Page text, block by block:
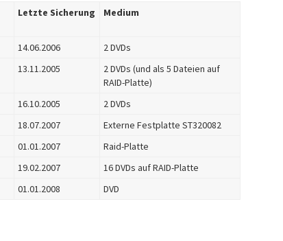
Letzte Sicherung Medium
14.06.2006
2 DVDs
13.11.2005
2 DVDs (und als 5 Dateien auf
RAID-Platte)
16.10.2005
2 DVDs
18.07.2007
Externe Festplatte ST320082
01.01.2007
Raid-Platte
19.02.2007
16 DVDs auf RAID-Platte
01.01.2008 DVD